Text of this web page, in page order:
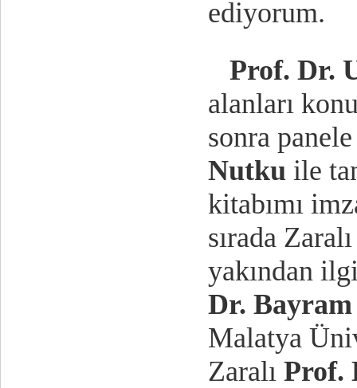
ediyorum.
Prof. Dr.
alanları
sonra
Nutku ile
kitabımı
sırada
yakından
Dr.
Malatya
Zaralı Prof.